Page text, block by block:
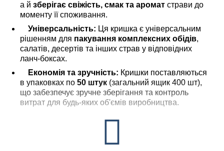
а й зберігає свіжість, смак та аромат страви до
моменту її споживання.
Універсальність: Ця кришка є універсальним
рішенням для пакування комплексних обідів,
салатів, десертів та інших страв у відповідних
ланч-боксах.
Економія та зручність: Кришки поставляються
в упаковках по 50 штук (загальний ящик 400 шт),
що забезпечує зручне зберігання та контроль
витрат для будь-яких об'ємів виробництва.